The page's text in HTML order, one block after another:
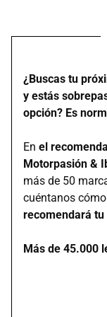
¿Buscas tu
y estás
opción? Es
En el
Motorpasión &
más de 50
cuéntanos
recomendará
Más de 45.000